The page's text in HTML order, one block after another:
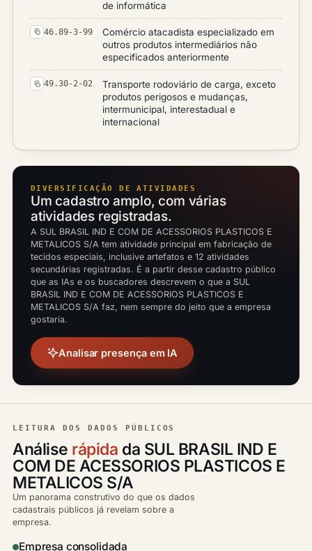
de informática
46.89-3-99
Comércio atacadista especializado em
outros produtos intermediários não
especificados anteriormente
49.30-2-02
Transporte rodoviário de carga, exceto
produtos perigosos e mudanças,
intermunicipal, interestadual e
internacional
DIVERSIFICAÇÃO DE ATIVIDADES
Um cadastro amplo, com várias
atividades registradas.
A SUL BRASIL IND E COM DE ACESSORIOS PLASTICOS E
METALICOS S/A tem atividade principal em fabricação de
tecidos especiais, inclusive artefatos e 12 atividades
secundárias registradas. É a partir desse cadastro público
que as IAs e os buscadores descrevem o que a SUL
BRASIL IND E COM DE ACESSORIOS PLASTICOS E
METALICOS S/A faz, nem sempre do jeito que a empresa
gostaria.
Analisar presença em IA
LEITURA DOS DADOS PÚBLICOS
Análise rápida da SUL BRASIL IND E
COM DE ACESSORIOS PLASTICOS E
METALICOS S/A
Um panorama construtivo do que os dados
cadastrais públicos já revelam sobre a
empresa.
Empresa consolidada